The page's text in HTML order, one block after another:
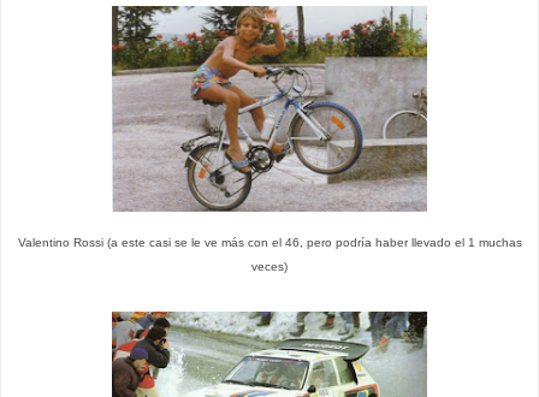
Valentino Rossi (a este casi se le ve más con el 46, pero podría haber llevado el 1 muchas
veces)